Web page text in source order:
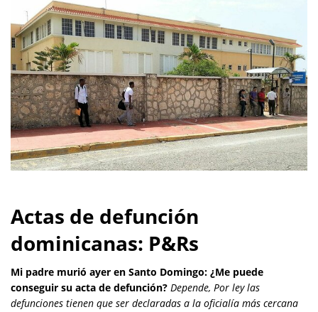
Actas de defunción
dominicanas: P&Rs
Mi padre murió ayer en Santo Domingo: ¿Me puede
conseguir su acta de defunción? Depende, Por ley las
defunciones tienen que ser declaradas a la oficialía más cercana